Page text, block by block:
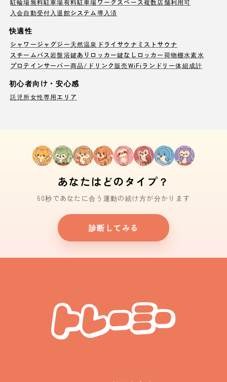
入会自動受付 入退館システム導入済
快適性
シャワージャグジー天然温泉 ドライサウナ ミストサウナ
スチームバス岩盤浴鍵ありロッカー鍵なしロッカー荷物棚水素水
プロテインサーバー商品/ドリンク販売WiFi ランドリー体組成計
初心者向け・安心感
託児所女性専用エリア
あなたはどのタイプ？
60秒であなたに合う運動の続け方が分かります
診断してみる